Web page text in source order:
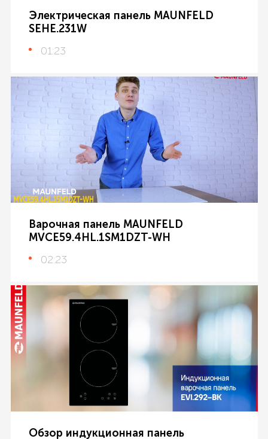
Электрическая панель MAUNFELD
SEHE.231W
01:23
Варочная панель MAUNFELD
MVCE59.4HL.1SM1DZT-WH
02:23
Обзор индукционная панель